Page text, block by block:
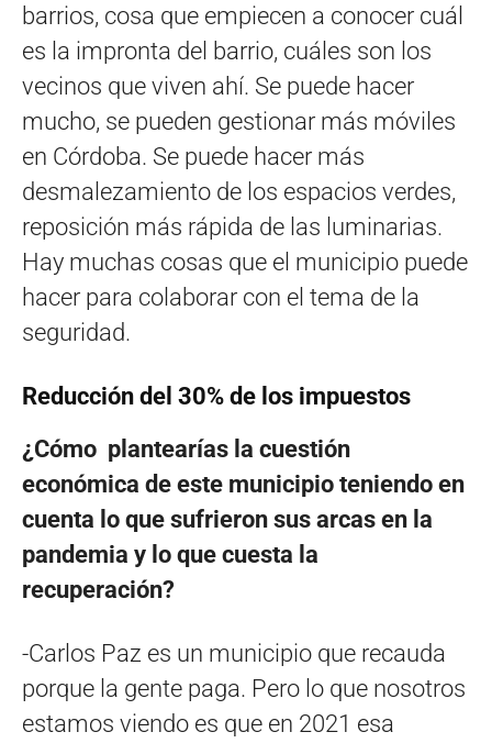
barrios, cosa que empiecen a conocer cuál
es la impronta del barrio, cuáles son los
vecinos que viven ahí. Se puede hacer
mucho, se pueden gestionar más móviles
en Córdoba. Se puede hacer más
desmalezamiento de los espacios verdes,
reposición más rápida de las luminarias.
Hay muchas cosas que el municipio puede
hacer para colaborar con el tema de la
seguridad.
Reducción del 30% de los impuestos
¿Cómo plantearías la cuestión
económica de este municipio teniendo en
cuenta lo que sufrieron sus arcas en la
pandemia y lo que cuesta la
recuperación?
-Carlos Paz es un municipio que recauda
porque la gente paga. Pero lo que nosotros
estamos viendo es que en 2021 esa